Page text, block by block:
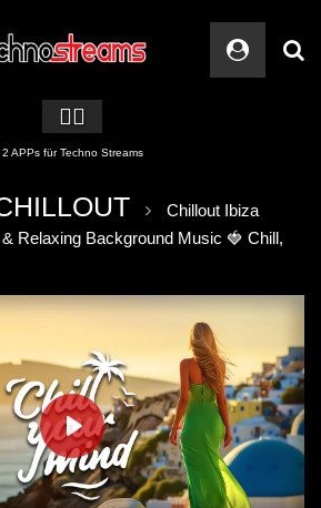
🏳️‍🌈
2 APPs für Techno Streams
Chillout Ibiza
Relaxing Background Music 🍓 Chill,
PLAY